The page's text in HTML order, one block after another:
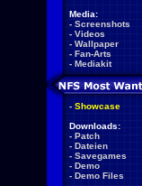
Media:
- Screenshots
- Videos
- Wallpaper
- Fan-Arts
- Mediakit
- Showcase
Downloads:
- Patch
- Dateien
- Savegames
- Demo
- Demo Files